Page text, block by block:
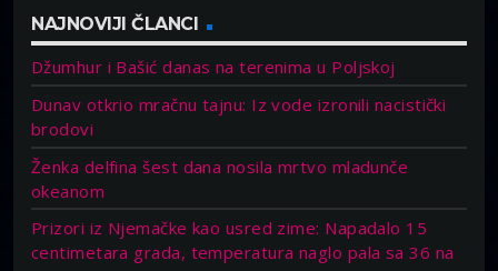
NAJNOVIJI ČLANCI
Džumhur i Bašić danas na terenima u Poljskoj
Dunav otkrio mračnu tajnu: Iz vode izronili nacistički
brodovi
Ženka delfina šest dana nosila mrtvo mladunče
okeanom
Prizori iz Njemačke kao usred zime: Napadalo 15
centimetara grada, temperatura naglo pala sa 36 na